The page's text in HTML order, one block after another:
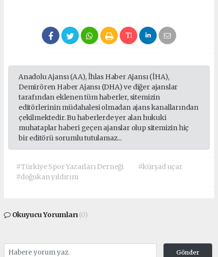
Anadolu Ajansı (AA), İhlas Haber Ajansı (İHA),
Demirören Haber Ajansı (DHA) ve diğer ajanslar
tarafından eklenen tüm haberler, sitemizin
editörlerinin müdahalesi olmadan ajans kanallarından
çekilmektedir. Bu haberlerde yer alan hukuki
muhataplar haberi geçen ajanslar olup sitemizin hiç
bir editörü sorumlu tutulamaz...
#Türkiye Spor Yazarları Derneği
#kürşad uçar
#doğukan yıldırım
Okuyucu Yorumları(0)
Gönder